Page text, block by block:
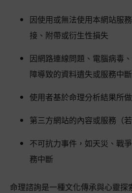
因使用或無法使用本網站服
接、附帶或衍生性損失
因網路連線問題、電腦病毒
障導致的資料遺失或服務中斷
使用者基於命理分析結果所
第三方網站的內容或服務（
不可抗力事件，如天災、戰
務中斷
命理諮詢是一種文化傳承與心靈探